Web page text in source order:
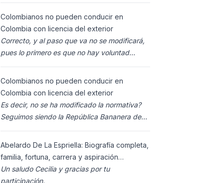
Colombia (s
Colombianos no pueden conducir en
Colombia con licencia del exterior
Correcto, y al paso que va no se modificará,
pues lo primero es que no hay voluntad
ciudadanos n
Colombianos no pueden conducir en
Colombia con licencia del exterior
Es decir, no se ha modificado la normativa?
Seguimos siendo la República Bananera de
Abelardo De La Espriella: Biografía completa,
familia, fortuna, carrera y aspiración
presidencial 2026.
Un saludo Cecilia y gracias por tu
participación.